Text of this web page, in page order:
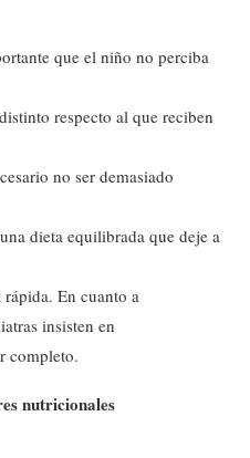
que el niño no perciba
respecto al que reciben
no ser demasiado
dieta equilibrada que deje a
En cuanto a
insisten en
completo.
nutricionales